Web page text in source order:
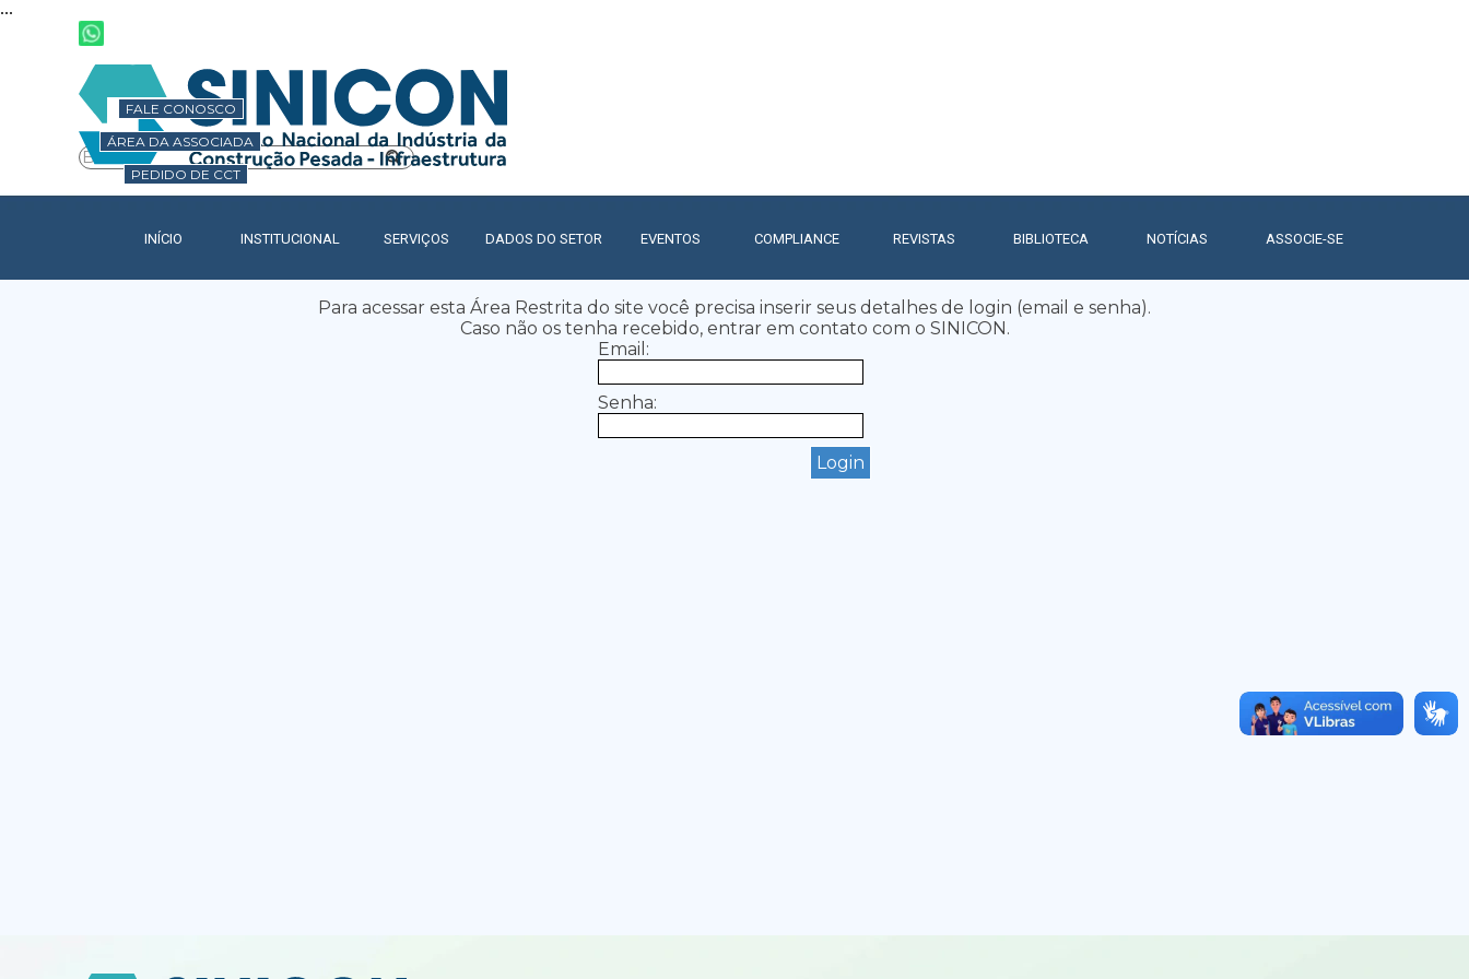
...
Ir para o conteúdo
Pular menu
INÍCIO INSTITUCIONAL ▼
SERVIÇOS ▼
DADOS DO SETOR ▼
EVENTOS ▼
COMPLIANCE ▼
REVISTAS ▼
BIBLIOTECA ▼
NOTÍCIAS ASSOCIE-SE
ÁREA DA ASSOCIADA
PEDIDO DE CCT
FALE CONOSCO
Para acessar esta Área Restrita do site você precisa inserir seus detalhes de login (email e senha).
Caso não os tenha recebido, entrar em contato com o SINICON.
Email:
Senha: